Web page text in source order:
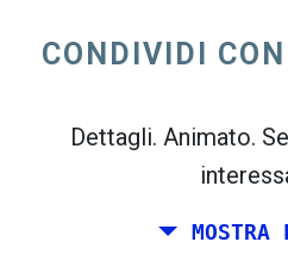
Madrid, ei tuoi amici
CONDIVIDI
Dettagli. Animato.
MOSTRA